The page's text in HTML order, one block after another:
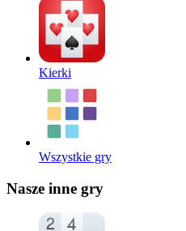
Kierki
Wszystkie gry
Nasze inne gry